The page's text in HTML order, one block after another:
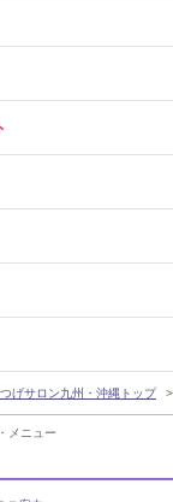
メニュー
げサロン九州・沖縄トップ